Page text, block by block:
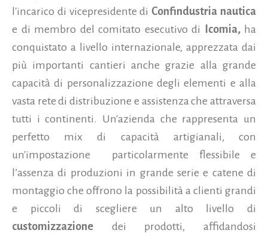
l'incarico di vicepresidente di Confindustria nautica
e di membro del comitato esecutivo di
Icomia,ha
conquistato a livello internazionale, apprezzata dai
più importanti cantieri anche grazie alla grande
capacità di personalizzazione degli elementi e alla
vasta rete di distribuzione e assistenza che attraversa
tutti i continenti. Un'azienda che rappresenta un
perfetto mix di capacità artigianali, con
un'impostazione particolarmente flessibile e
l’assenza di produzioni in grande serie e catene di
montaggio che offrono la possibilità a clienti grandi
e piccoli di scegliere un alto livello di
customizzazione dei prodotti, affidandosi